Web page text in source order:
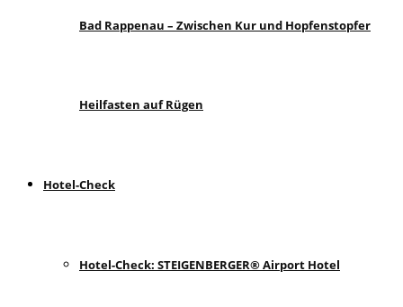
Bad Rappenau – Zwischen Kur und Hopfenstopfer
Heilfasten auf Rügen
Hotel-Check
Hotel-Check: STEIGENBERGER® Airport Hotel